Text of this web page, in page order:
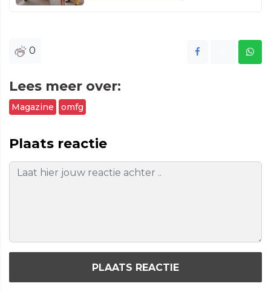
0
Lees meer over:
Magazine omfg
Plaats reactie
PLAATS REACTIE